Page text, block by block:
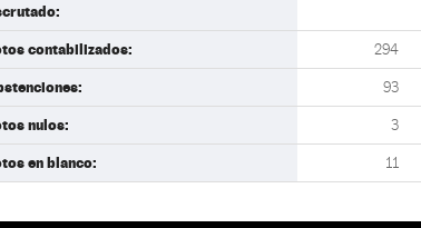
contabilizados: 294
93
nulos: 3
en blanco: 11